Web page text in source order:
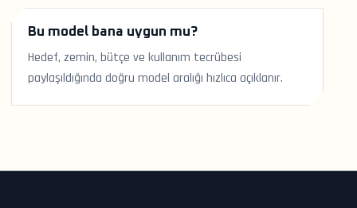
Bu model bana uygun mu?
Hedef, zemin, bütçe ve kullanım tecrübesi
paylaşıldığında doğru model aralığı hızlıca açıklanır.